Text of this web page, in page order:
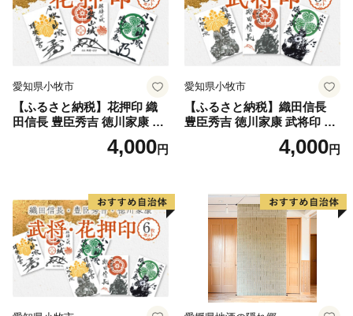
愛知県小牧市
【ふるさと納税】花押印 織
田信長 豊臣秀吉 徳川家康 3
枚 セット 戦国 武将 小牧山城
墨絵 龍画師 書道アーティス
牧市 お取り寄せ 送料無料
4,000円
愛知県小牧市
【ふるさと納税】織田信長
豊臣秀吉 徳川家康 武将印 3
枚 セット イラスト 戦国 武将
小牧山城 墨絵 龍画師 書道ア
愛知県 小牧市 お取り寄せ 送
4,000円